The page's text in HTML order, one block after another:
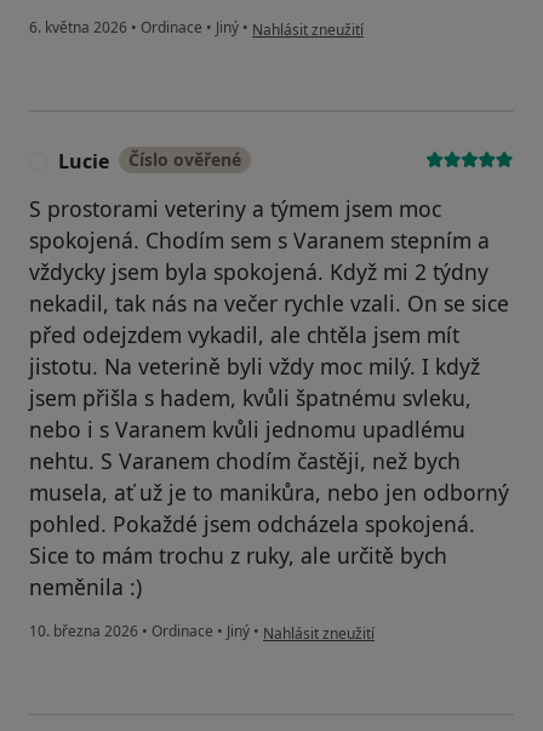
6. května 2026 • Ordinace • Jiný • podle názoru uživatele Kateřina Hloušková
Nahlásit zneužití
Lucie Číslo ověřené
S prostorami veteriny a týmem jsem moc
spokojená. Chodím sem s Varanem stepním a
vždycky jsem byla spokojená. Když mi 2 týdny
nekadil, tak nás na večer rychle vzali. On se sice
před odejzdem vykadil, ale chtěla jsem mít
jistotu. Na veterině byli vždy moc milý. I když
jsem přišla s hadem, kvůli špatnému svleku,
nebo i s Varanem kvůli jednomu upadlému
nehtu. S Varanem chodím častěji, než bych
musela, ať už je to manikůra, nebo jen odborný
pohled. Pokaždé jsem odcházela spokojená.
Sice to mám trochu z ruky, ale určitě bych
neměnila :)
10. března 2026 • Ordinace • Jiný • podle názoru uživatele Lucie
Nahlásit zneužití